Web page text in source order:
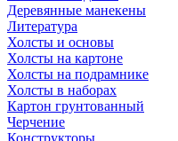
Деревянные манекены
Литература
Холсты и основы
Холсты на картоне
Холсты на подрамнике
Холсты в наборах
Картон грунтованный
Черчение
Конструкторы